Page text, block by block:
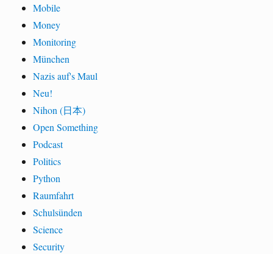
Mobile
Money
Monitoring
München
Nazis auf's Maul
Neu!
Nihon (日本)
Open Something
Podcast
Politics
Python
Raumfahrt
Schulsünden
Science
Security